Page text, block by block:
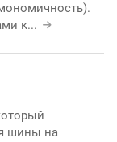
к...
шины на